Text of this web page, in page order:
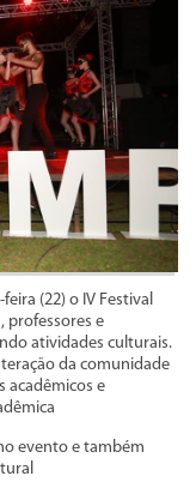
(22) o IV Festival
professores e
atividades culturais.
da comunidade
acadêmicos e
evento e também